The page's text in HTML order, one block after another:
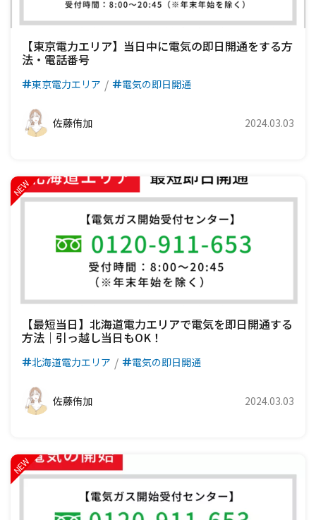
【東京電力エリア】当日中に電気の即日開通をする方
法・電話番号
東京電力エリア 電気の即日開通
佐藤侑加 2024.03.03
【最短当日】北海道電力エリアで電気を即日開通する
方法｜引っ越し当日もOK！
北海道電力エリア 電気の即日開通
佐藤侑加 2024.03.03